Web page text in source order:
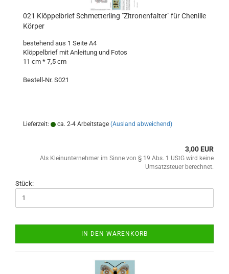
021 Klöppelbrief Schmetterling "Zitronenfalter" für Chenille
Körper
bestehend aus 1 Seite A4
Klöppelbrief mit Anleitung und Fotos
11 cm * 7,5 cm
Bestell-Nr. S021
Lieferzeit: ca. 2-4 Arbeitstage (Ausland abweichend)
3,00 EUR
Als Kleinunternehmer im Sinne von § 19 Abs. 1 UStG wird keine
Umsatzsteuer berechnet.
Stück:
IN DEN WARENKORB